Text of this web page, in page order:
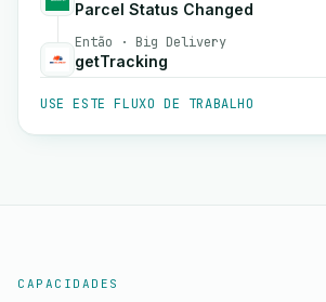
Parcel Status Changed
Então · Big Delivery
getTracking
USE ESTE FLUXO DE TRABALHO
CAPACIDADES